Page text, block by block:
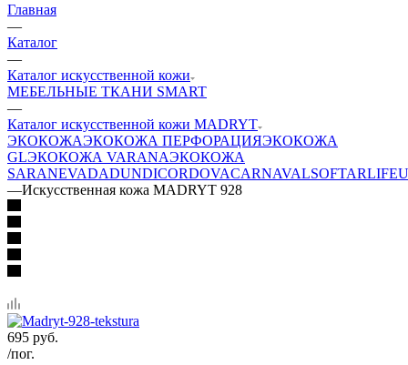
Главная
—
Каталог
—
Каталог искусственной кожи
МЕБЕЛЬНЫЕ ТКАНИ SMART
—
Каталог искусственной кожи MADRYT
ЭКОКОЖАЭКОКОЖА ПЕРФОРАЦИЯЭКОКОЖА
GLЭКОКОЖА VARANAЭКОКОЖА
SARANEVADADUNDICORDOVACARNAVALSOFTARLIFE
—Искусственная кожа MADRYT 928
695 руб.
/пог.